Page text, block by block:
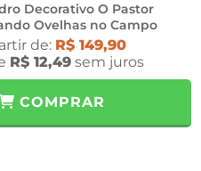
Decorativo O Pastor
Ovelhas no Campo
de: R$ 149,90
R$ 12,49sem juros
COMPRAR